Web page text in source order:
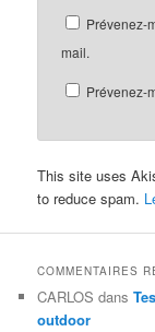
Prévenez-
mail.
Prévenez-
This site uses
to reduce spam.
COMMENTAIRES
CARLOS dans
outdoor